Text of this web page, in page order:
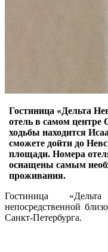
Гостиница «Дельта
отель в самом центре
ходьбы находится
сможете дойти до
площади. Номера
оснащены самым
проживания.
Гостиница
непосредственной
Санкт-Петербурга.